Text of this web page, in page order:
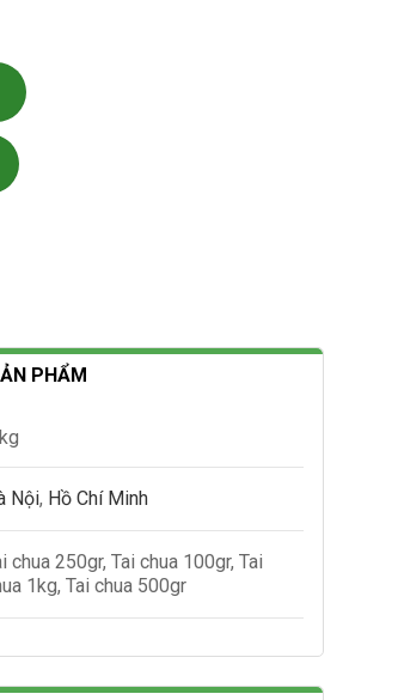
PHẨM
Nội, Hồ Chí Minh
chua 250gr, Tai chua 100gr, Tai
1kg, Tai chua 500gr